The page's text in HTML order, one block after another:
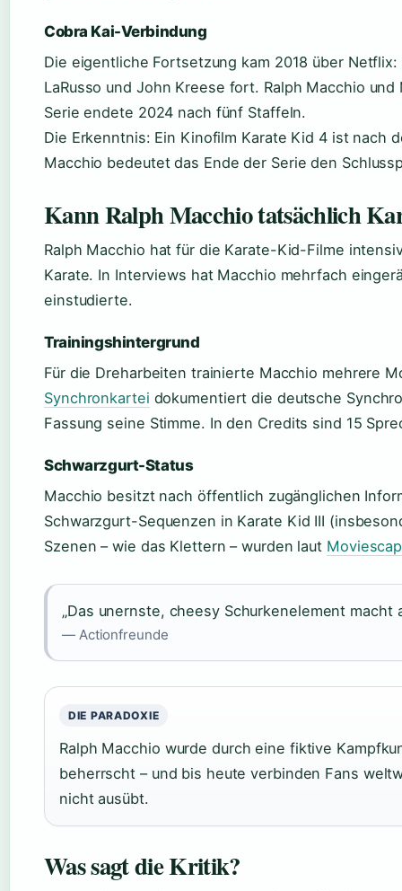
Cobra Kai-Verbindung
Die eigentliche Fortsetzung kam 2018 über
LaRusso und John Kreese fort. Ralph Macchio
Serie endete 2024 nach fünf Staffeln.
Die Erkenntnis: Ein Kinofilm Karate Kid 4 ist nach
Macchio bedeutet das Ende der Serie den
Kann Ralph Macchio tatsächlich
Ralph Macchio hat für die Karate-Kid-Filme
Karate. In Interviews hat Macchio mehrfach
einstudierte.
Trainingshintergrund
Für die Dreharbeiten trainierte Macchio mehrere
Synchronkartei dokumentiert die deutsche
Fassung seine Stimme. In den Credits sind 15
Schwarzgurt-Status
Macchio besitzt nach öffentlich zugänglichen
Schwarzgurt-Sequenzen in Karate Kid III
Szenen – wie das Klettern – wurden laut
„Das unernste, cheesy Schurkenelement macht
— Actionfreunde
DIE PARADOXIE
Ralph Macchio wurde durch eine fiktive
beherrscht – und bis heute verbinden Fans
nicht ausübt.
Was sagt die Kritik?